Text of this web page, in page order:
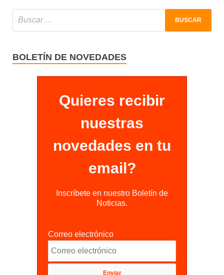
BOLETÍN DE NOVEDADES
Quieres recibir
nuestras
novedades en tu
email?
Inscríbete en nuestro Boletín de
Noticias.
Correo electrónico